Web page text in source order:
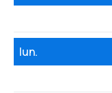
Iun.